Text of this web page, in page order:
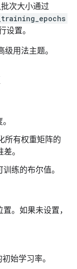
次大小通过
设置。
用法主题。
所有权重矩阵的
。
练的布尔值。
。如果未设置，
始学习率。